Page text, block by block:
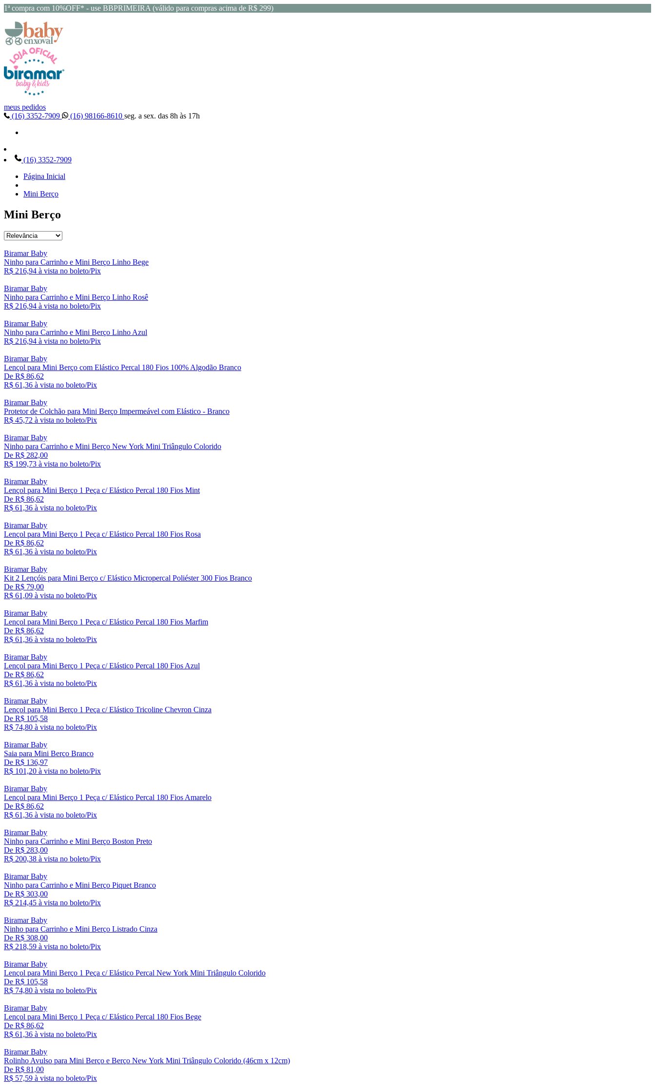
1ª compra com 10%OFF* - use BBPRIMEIRA (válido para compras acima de R$ 299)
meus pedidos
(16) 3352-7909
(16) 98166-8610 seg. a sex. das 8h às 17h
(16) 3352-7909
Página Inicial
Mini Berço
Mini Berço
Biramar Baby
Ninho para Carrinho e Mini Berço Linho Bege
R$ 216,94 à vista no boleto/Pix
Biramar Baby
Ninho para Carrinho e Mini Berço Linho Rosê
R$ 216,94 à vista no boleto/Pix
Biramar Baby
Ninho para Carrinho e Mini Berço Linho Azul
R$ 216,94 à vista no boleto/Pix
Biramar Baby
Lençol para Mini Berço com Elástico Percal 180 Fios 100% Algodão Branco
De R$ 86,62
R$ 61,36 à vista no boleto/Pix
Biramar Baby
Protetor de Colchão para Mini Berço Impermeável com Elástico - Branco
R$ 45,72 à vista no boleto/Pix
Biramar Baby
Ninho para Carrinho e Mini Berço New York Mini Triângulo Colorido
De R$ 282,00
R$ 199,73 à vista no boleto/Pix
Biramar Baby
Lençol para Mini Berço 1 Peça c/ Elástico Percal 180 Fios Mint
De R$ 86,62
R$ 61,36 à vista no boleto/Pix
Biramar Baby
Lençol para Mini Berço 1 Peça c/ Elástico Percal 180 Fios Rosa
De R$ 86,62
R$ 61,36 à vista no boleto/Pix
Biramar Baby
Kit 2 Lençóis para Mini Berço c/ Elástico Micropercal Poliéster 300 Fios Branco
De R$ 79,00
R$ 61,09 à vista no boleto/Pix
Biramar Baby
Lençol para Mini Berço 1 Peça c/ Elástico Percal 180 Fios Marfim
De R$ 86,62
R$ 61,36 à vista no boleto/Pix
Biramar Baby
Lençol para Mini Berço 1 Peça c/ Elástico Percal 180 Fios Azul
De R$ 86,62
R$ 61,36 à vista no boleto/Pix
Biramar Baby
Lençol para Mini Berço 1 Peça c/ Elástico Tricoline Chevron Cinza
De R$ 105,58
R$ 74,80 à vista no boleto/Pix
Biramar Baby
Saia para Mini Berço Branco
De R$ 136,97
R$ 101,20 à vista no boleto/Pix
Biramar Baby
Lençol para Mini Berço 1 Peça c/ Elástico Percal 180 Fios Amarelo
De R$ 86,62
R$ 61,36 à vista no boleto/Pix
Biramar Baby
Ninho para Carrinho e Mini Berço Boston Preto
De R$ 283,00
R$ 200,38 à vista no boleto/Pix
Biramar Baby
Ninho para Carrinho e Mini Berço Piquet Branco
De R$ 303,00
R$ 214,45 à vista no boleto/Pix
Biramar Baby
Ninho para Carrinho e Mini Berço Listrado Cinza
De R$ 308,00
R$ 218,59 à vista no boleto/Pix
Biramar Baby
Lençol para Mini Berço 1 Peça c/ Elástico Percal New York Mini Triângulo Colorido
De R$ 105,58
R$ 74,80 à vista no boleto/Pix
Biramar Baby
Lençol para Mini Berço 1 Peça c/ Elástico Percal 180 Fios Bege
De R$ 86,62
R$ 61,36 à vista no boleto/Pix
Biramar Baby
Rolinho Avulso para Mini Berço e Berço New York Mini Triângulo Colorido (46cm x 12cm)
De R$ 81,00
R$ 57,59 à vista no boleto/Pix